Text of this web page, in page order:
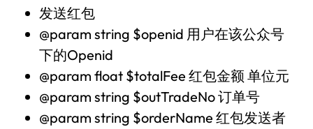
发送红包
@param string $openid 用户在该公众号
下的Openid
@param float $totalFee 红包金额 单位元
@param string $outTradeNo 订单号
@param string $orderName 红包发送者